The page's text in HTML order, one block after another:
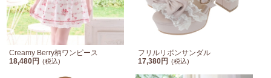
Creamy Berry柄ワンピース
18,480円
(税込)
フリルリボンサンダル
17,380円 (税込)